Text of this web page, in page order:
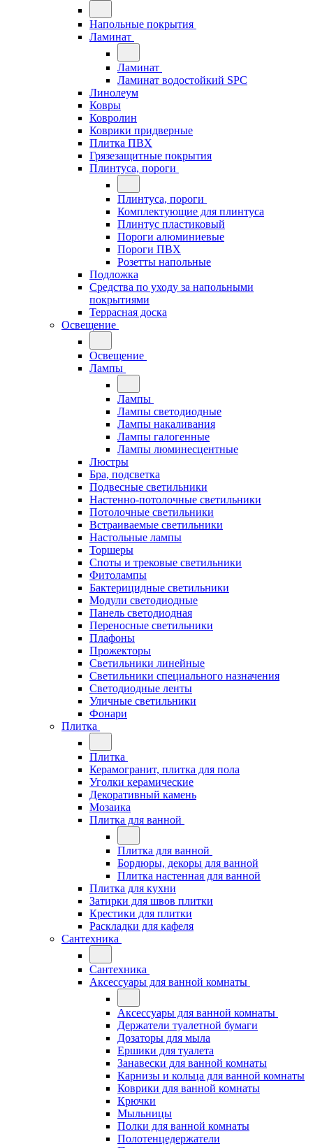
Напольные покрытия
Ламинат
Ламинат
Ламинат водостойкий SPC
Линолеум
Ковры
Ковролин
Коврики придверные
Плитка ПВХ
Грязезащитные покрытия
Плинтуса, пороги
Плинтуса, пороги
Комплектующие для плинтуса
Плинтус пластиковый
Пороги алюминиевые
Пороги ПВХ
Розетты напольные
Подложка
Средства по уходу за напольными
покрытиями
Террасная доска
Освещение
Освещение
Лампы
Лампы
Лампы светодиодные
Лампы накаливания
Лампы галогенные
Лампы люминесцентные
Люстры
Бра, подсветка
Подвесные светильники
Настенно-потолочные светильники
Потолочные светильники
Встраиваемые светильники
Настольные лампы
Торшеры
Споты и трековые светильники
Фитолампы
Бактерицидные светильники
Модули светодиодные
Панель светодиодная
Переносные светильники
Плафоны
Прожекторы
Светильники линейные
Светильники специального назначения
Светодиодные ленты
Уличные светильники
Фонари
Плитка
Плитка
Керамогранит, плитка для пола
Уголки керамические
Декоративный камень
Мозаика
Плитка для ванной
Плитка для ванной
Бордюры, декоры для ванной
Плитка настенная для ванной
Плитка для кухни
Затирки для швов плитки
Крестики для плитки
Раскладки для кафеля
Сантехника
Сантехника
Аксессуары для ванной комнаты
Аксессуары для ванной комнаты
Держатели туалетной бумаги
Дозаторы для мыла
Ершики для туалета
Занавески для ванной комнаты
Карнизы и кольца для ванной комнаты
Коврики для ванной комнаты
Крючки
Мыльницы
Полки для ванной комнаты
Полотенцедержатели